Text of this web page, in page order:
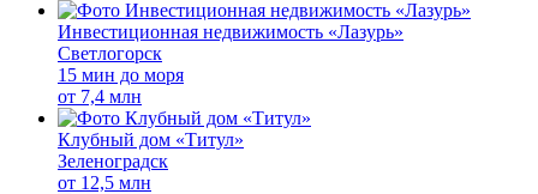
Инвестиционная недвижимость «Лазурь»
Светлогорск
15 мин до моря
от 7,4 млн
Клубный дом «Титул»
Зеленоградск
от 12,5 млн